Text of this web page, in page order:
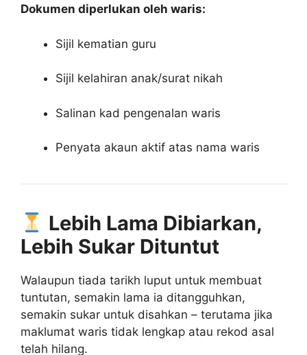
Dokumen diperlukan oleh waris:
Sijil kematian guru
Sijil kelahiran anak/surat nikah
Salinan kad pengenalan waris
Penyata akaun aktif atas nama waris
Lebih Lama Dibiarkan,
Lebih Sukar Dituntut
Walaupun tiada tarikh luput untuk membuat
tuntutan, semakin lama ia ditangguhkan,
semakin sukar untuk disahkan – terutama jika
maklumat waris tidak lengkap atau rekod asal
telah hilang.